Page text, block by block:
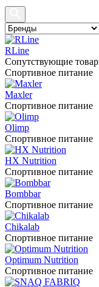
RLine
Сопутствующие
Спортивное питание
Maxler
Спортивное питание
Olimp
Спортивное питание
HX Nutrition
Спортивное питание
Bombbar
Спортивное питание
Chikalab
Спортивное питание
Optimum Nutrition
Спортивное питание